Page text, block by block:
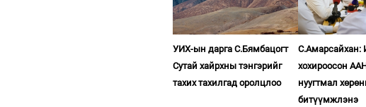
УИХ-ын дарга С.Бямбацогт
Сутай хайрхны тэнгэрийг
тахих тахилгад оролцлоо
С.Амарсайхан:
хохироосон
нуугтмал
битүүмжлэнэ